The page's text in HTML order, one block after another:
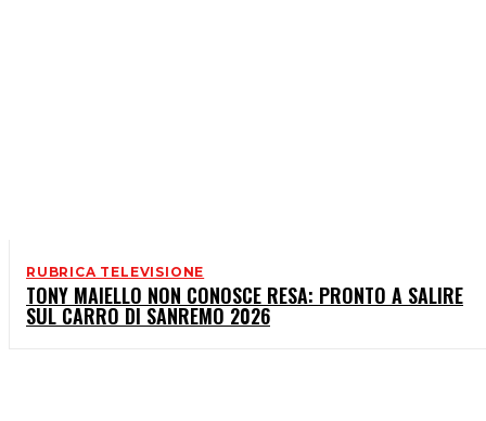
RUBRICA TELEVISIONE
TONY MAIELLO NON CONOSCE RESA: PRONTO A SALIRE
SUL CARRO DI SANREMO 2026